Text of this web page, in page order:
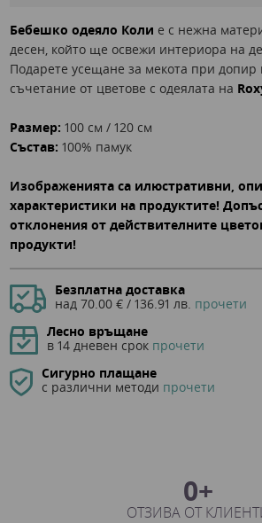
Бебешко одеяло Коли е с нежна
десен, който ще освежи интериора на
Подарете усещане за мекота при допир
съчетание от цветове с одеялата на
Размер: 100 см / 120 см
Състав:100% памук
Изображенията са илюстративни,
характеристики на продуктите!
отклонения от действителните
продукти!
Безплатна доставка
над 70.00 € / 136.91 лв. прочети
Лесно връщане
в 14 дневен срок прочети
Сигурно плащане
с различни методи прочети
0+
ОТЗИВА ОТ